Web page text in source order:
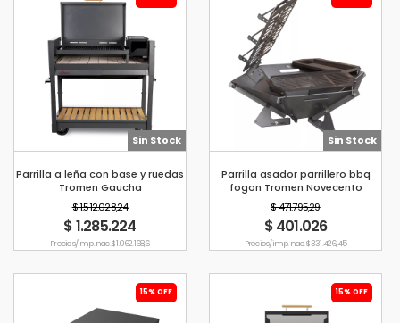
Sin Stock
Parrilla a leña con base y ruedas
Tromen Gaucha
$ 1.512.028,24
$ 1.285.224
Precio s/imp. nac. $ 1.062.168,6
Sin Stock
Parrilla asador parrillero bbq
fogon Tromen Novecento
$ 471.795,29
$ 401.026
Precio s/imp. nac. $ 331.426,45
15% OFF 15% OFF